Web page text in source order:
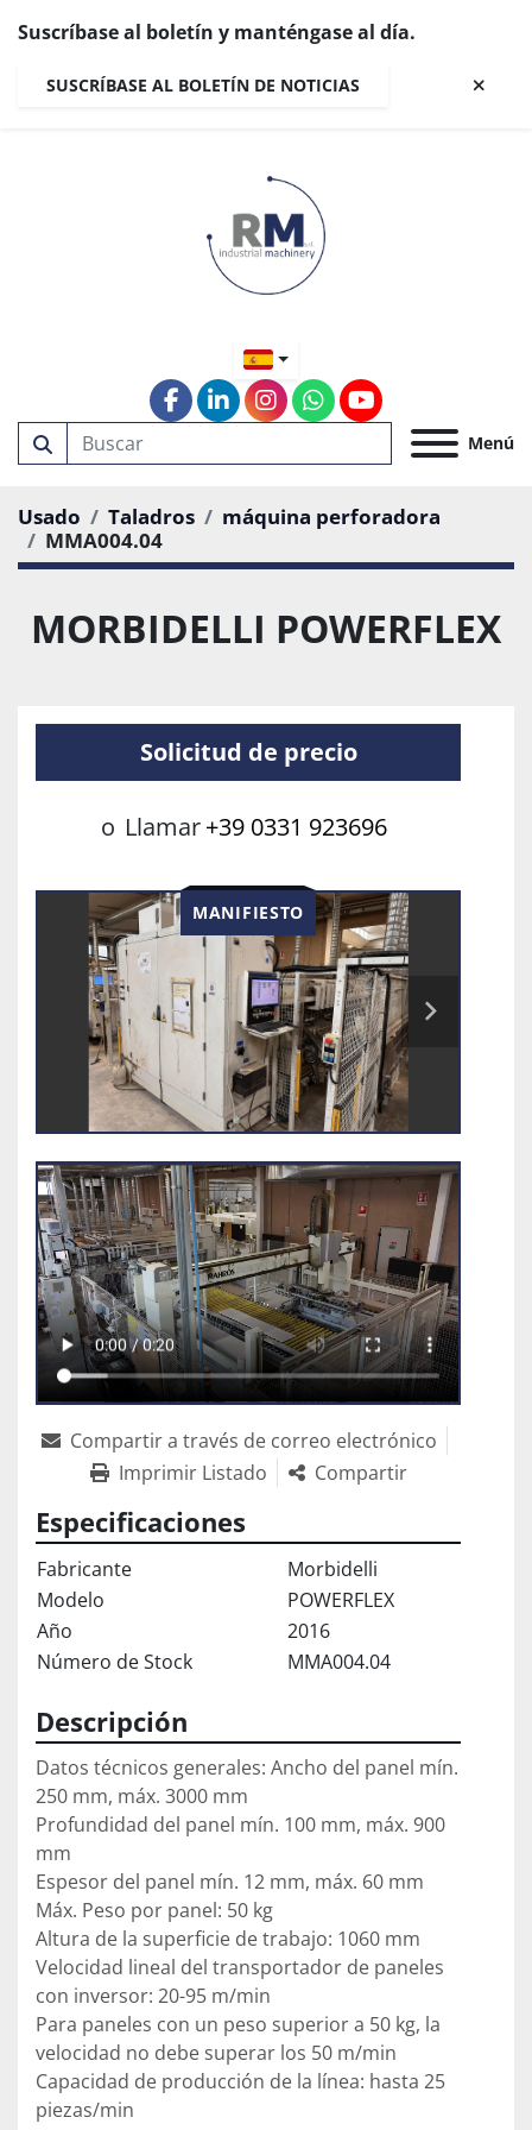
Suscríbase al boletín y manténgase al día.
SUSCRÍBASE AL BOLETÍN DE NOTICIAS
Menú
facebook
linkedininstagram
whatsapp
youtube
Usado Taladros
máquina perforadora
MMA004.04
MORBIDELLI POWERFLEX
Solicitud de precio
o Llamar +39 0331 923696
MANIFIESTO
Compartir a través de correo electrónico
Imprimir Listado
Compartir
Especificaciones
Fabricante
Morbidelli
Modelo
POWERFLEX
Año
2016
Número de Stock
MMA004.04
Descripción
Datos técnicos generales: Ancho del panel mín.
250 mm, máx. 3000 mm
Profundidad del panel mín. 100 mm, máx. 900
mm
Espesor del panel mín. 12 mm, máx. 60 mm
Máx. Peso por panel: 50 kg
Altura de la superficie de trabajo: 1060 mm
Velocidad lineal del transportador de paneles
con inversor: 20-95 m/min
Para paneles con un peso superior a 50 kg, la
velocidad no debe superar los 50 m/min
Capacidad de producción de la línea: hasta 25
piezas/min